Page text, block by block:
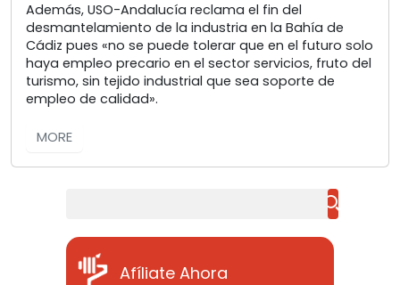
Además, USO-Andalucía reclama el fin del
desmantelamiento de la industria en la Bahía de
Cádiz pues «no se puede tolerar que en el futuro solo
haya empleo precario en el sector servicios, fruto del
turismo, sin tejido industrial que sea soporte de
empleo de calidad».
MORE
Afíliate Ahora